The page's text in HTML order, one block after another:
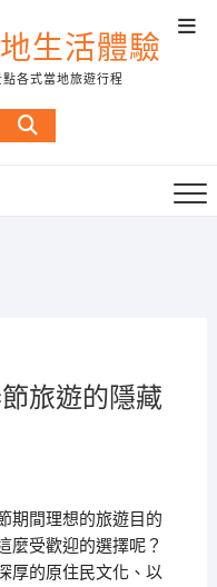
生活體驗
各式當地旅遊行程
Search
…
旅遊的隱藏
期間理想的旅遊目的
麼受歡迎的選擇呢？
厚的原住民文化、以